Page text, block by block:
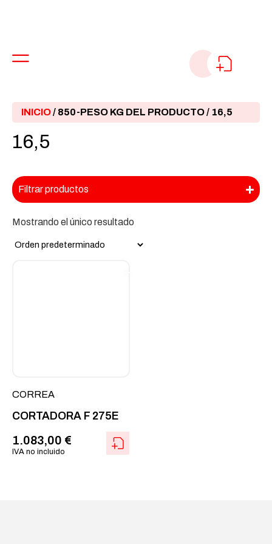
INICIO/ 850-PESO KG DEL PRODUCTO / 16,5
16,5
Filtrar productos
Mostrando el único resultado
CORREA
CORTADORA F 275E
1.083,00 €
IVA no incluido